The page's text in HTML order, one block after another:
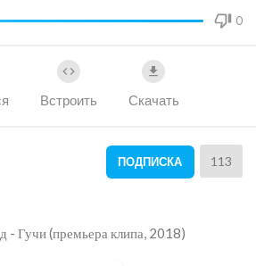
0
Встроить Скачать
ПОДПИСКА 113
- Гучи (премьера клипа, 2018)